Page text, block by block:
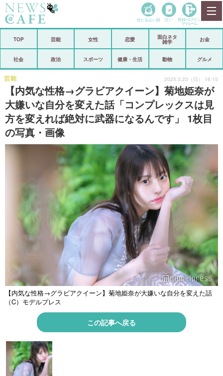
政治
芸能 スポーツ
恋愛 ビックリ
コメントポスト
ショップ
登録・ログイン/マイルーム
当たる占い師 占い 登録• ログイン
マイルーム
TOP 芸能 女性 恋愛
面白ネタ
雑学
お金
社会 政治 スポーツ 健康・生活 動物 グルメ
【内気な性格→グラビアクイーン】菊地姫奈が
大嫌いな自分を変えた話「コンプレックスは見
方を変えれば絶対に武器になるんです」 1枚目
の写真・画像
芸能 2025.3.23（日） 16:15
【内気な性格→グラビアクイーン】菊地姫奈が大嫌いな自分を変えた話
（C）モデルプレス
この記事へ戻る